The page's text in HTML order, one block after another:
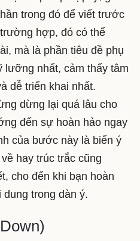
trong đó để viết trước
hợp, đó có thể
mà là phần tiêu đề phụ
lưỡng nhất, cảm thấy tâm
dễ triển khai nhất.
dừng lại quá lâu cho
đến sự hoàn hảo ngay
của bước này là biến ý
hay trúc trắc cũng
cho đến khi bạn hoàn
trong dàn ý.